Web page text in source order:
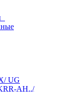
UG
AH../